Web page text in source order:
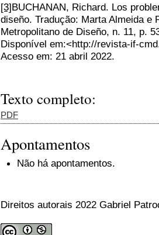
[3]BUCHANAN, Richard. Los
diseño. Tradução: Marta Almeida e
Metropolitano de Diseño, n. 11, p.
Disponível em:<http://revista-if-
Acesso em: 21 abril 2022.
Texto completo:
PDF
Apontamentos
Não há apontamentos.
Direitos autorais 2022 Gabriel